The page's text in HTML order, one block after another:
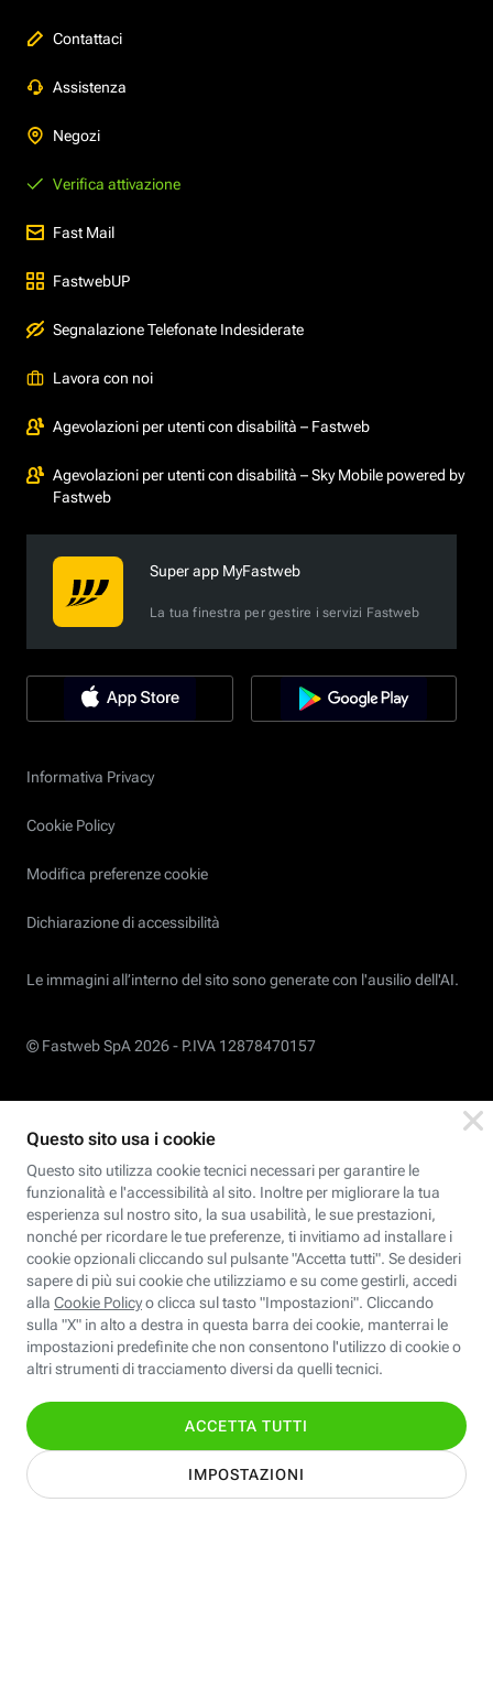
Contattaci
Assistenza
Negozi
Verifica attivazione
Fast Mail
FastwebUP
Segnalazione Telefonate Indesiderate
Lavora con noi
Agevolazioni per utenti con disabilità – Fastweb
Agevolazioni per utenti con disabilità – Sky Mobile powered by
Fastweb
Super app MyFastweb
La tua finestra per gestire i servizi Fastweb
Informativa Privacy
Cookie Policy
Modifica preferenze cookie
Dichiarazione di accessibilità
Le immagini all’interno del sito sono generate con l'ausilio dell'AI.
© Fastweb SpA 2026 - P.IVA 12878470157